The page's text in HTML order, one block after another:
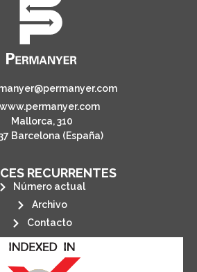
www.permanyer.com
Mallorca, 310
Barcelona (España)
RECURRENTES
Número actual
Archivo
Contacto